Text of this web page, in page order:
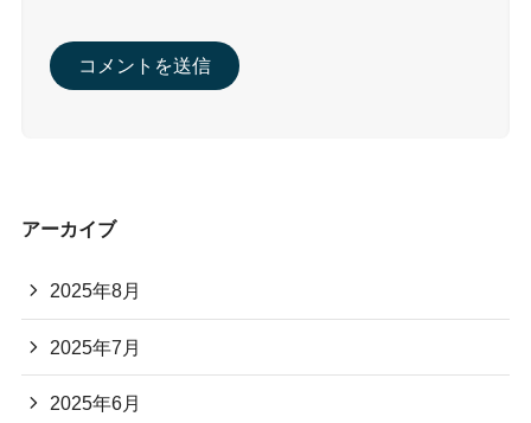
アーカイブ
2025年8月
2025年7月
2025年6月